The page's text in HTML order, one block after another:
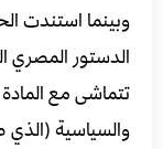
الدستور المصري
والسياسية